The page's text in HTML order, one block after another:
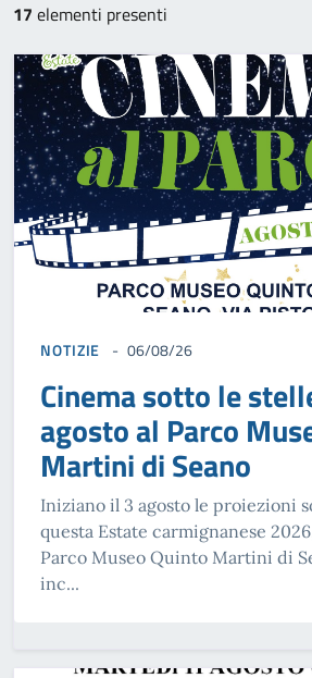
17 elementi presenti
NOTIZIE 06/08/26
Cinema sotto le
agosto al Parco
Martini di Seano
Iniziano il 3 agosto le proiezioni
questa Estate carmignanese
Parco Museo Quinto Martini di
inc...